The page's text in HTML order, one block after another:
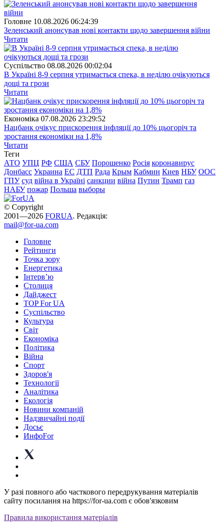
Головне 10.08.2026 06:24:39
Зеленський анонсував нові контакти щодо завершення війни
Читати
Суспiльство 08.08.2026 00:02:04
В Україні 8-9 серпня утримається спека, в неділю очікуються
дощі та грози
Читати
Економіка 07.08.2026 23:29:52
Нацбанк очікує прискорення інфляції до 10% цьогоріч та
зростання економіки на 1,8%
Читати
Теги
АТО УПЦ РФ США СБУ Порошенко Росія коронавирус
Донбасс Украина ЕС ДТП Рада Крым Кабмин Киев НБУ ООС
ГПУ суд війна в Україні санкции війна Путин Трамп газ
НАБУ пожар Польша выборы
© Copyright
2001—2026 FORUA. Редакція:
mail@for-ua.com
Головне
Рейтинги
Точка зору
Енергетика
Інтерв’ю
Столиця
Дайджест
TOP For UA
Суспiльство
Культура
Світ
Економіка
Політика
Війна
Спорт
Здоров'я
Технології
Аналітика
Екологія
Новини компаній
Надзвичайні події
Досьє
ИнфоFor
У разі повного або часткового передрукування матеріалів
сайту посилання на https://for-ua.com є обов'язковим
Правила використання матеріалів